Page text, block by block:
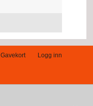
Gavekort Logg inn